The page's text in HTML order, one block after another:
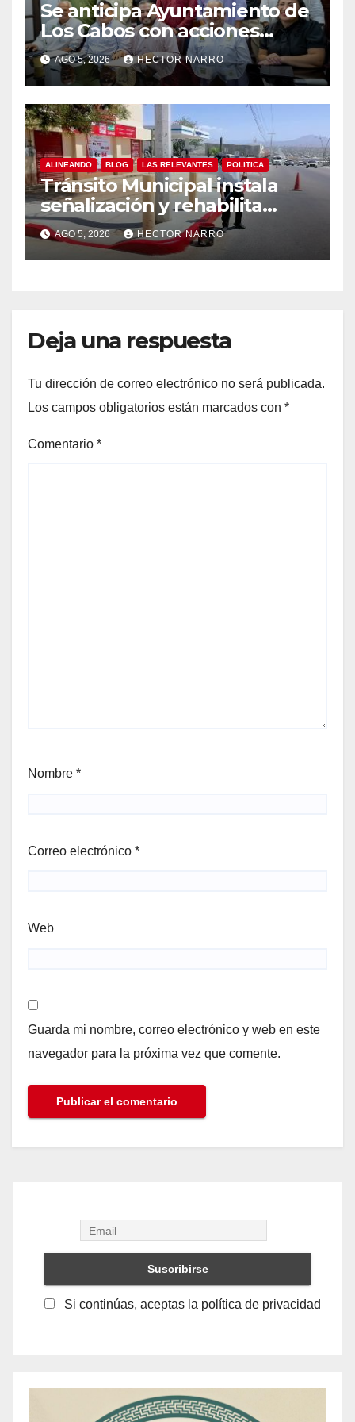
Se anticipa Ayuntamiento de
Los Cabos con acciones
preventivas ante lluvias en el
centro histórico
AGO 5, 2026 HECTOR NARRO
ALINEANDO BLOG LAS RELEVANTES POLITICA
Tránsito Municipal instala
señalización y rehabilita
cruces peatonales en Los
Cabos
AGO 5, 2026 HECTOR NARRO
Deja una respuesta
Tu dirección de correo electrónico no será publicada.
Los campos obligatorios están marcados con *
Comentario *
Nombre *
Correo electrónico *
Web
Guarda mi nombre, correo electrónico y web en este
navegador para la próxima vez que comente.
Si continúas, aceptas la política de privacidad